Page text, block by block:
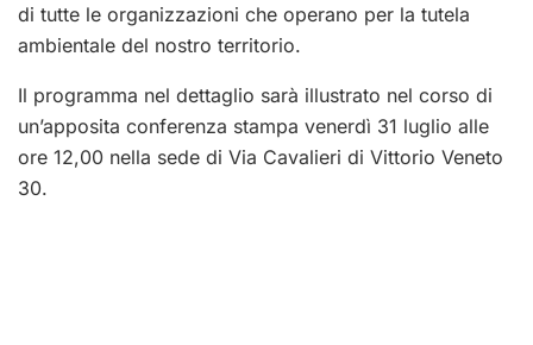
di tutte le organizzazioni che operano per la tutela
ambientale del nostro territorio.
Il programma nel dettaglio sarà illustrato nel corso di
un’apposita conferenza stampa venerdì 31 luglio alle
ore 12,00 nella sede di Via Cavalieri di Vittorio Veneto
30.